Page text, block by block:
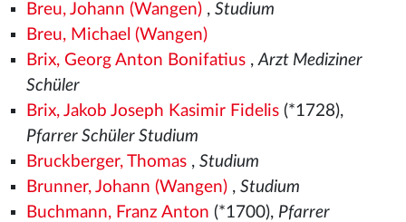
Breu, Johann (Wangen), Studium
Breu, Michael (Wangen)
Brix, Georg Anton Bonifatius,Arzt Mediziner
Schüler
Brix, Jakob Joseph Kasimir Fidelis(*1728),
Pfarrer Schüler Studium
Bruckberger, Thomas, Studium
Brunner, Johann (Wangen), Studium
Buchmann, Franz Anton (*1700), Pfarrer